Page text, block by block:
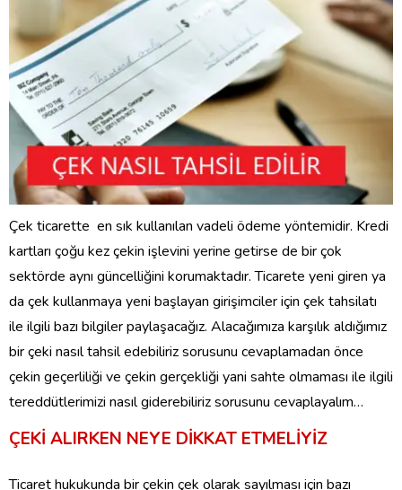
Çek ticarette en sık kullanılan vadeli ödeme yöntemidir. Kredi
kartları çoğu kez çekin işlevini yerine getirse de bir çok
sektörde aynı güncelliğini korumaktadır. Ticarete yeni giren ya
da çek kullanmaya yeni başlayan girişimciler için çek tahsilatı
ile ilgili bazı bilgiler paylaşacağız. Alacağımıza karşılık aldığımız
bir çeki nasıl tahsil edebiliriz sorusunu cevaplamadan önce
çekin geçerliliği ve çekin gerçekliği yani sahte olmaması ile ilgili
tereddütlerimizi nasıl giderebiliriz sorusunu cevaplayalım…
ÇEKİ ALIRKEN NEYE DİKKAT ETMELİYİZ
Ticaret hukukunda bir çekin çek olarak sayılması için bazı